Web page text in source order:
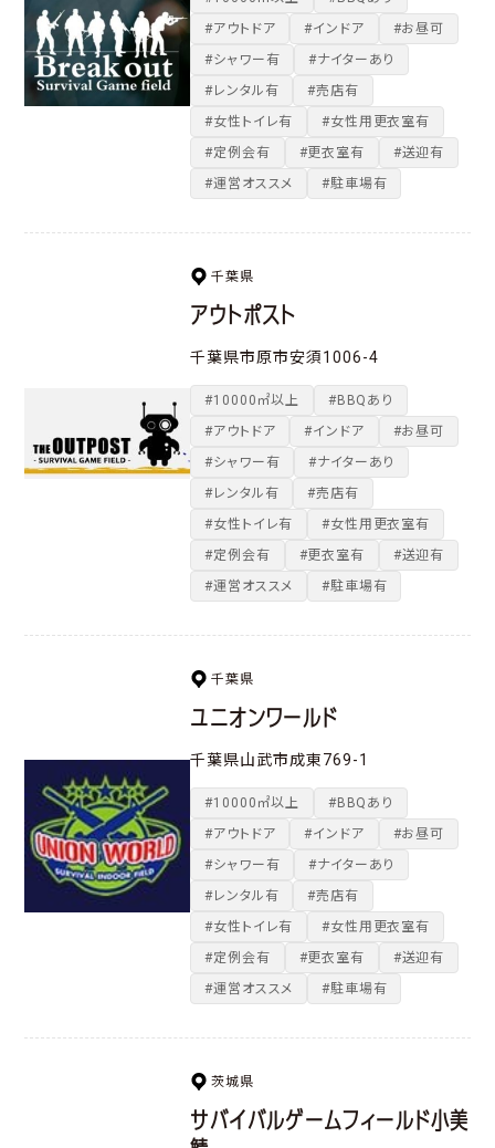
#アウトドア
#インドア
#お昼可
#シャワー有
#ナイターあり
#レンタル有
#売店有
#女性トイレ有
#女性用更衣室有
#定例会有
#更衣室有
#送迎有
#運営オススメ
#駐車場有
千葉県
アウトポスト
千葉県市原市安須1006-4
#10000㎡以上
#BBQあり
#アウトドア
#インドア
#お昼可
#シャワー有
#ナイターあり
#レンタル有
#売店有
#女性トイレ有
#女性用更衣室有
#定例会有
#更衣室有
#送迎有
#運営オススメ
#駐車場有
千葉県
ユニオンワールド
千葉県山武市成東769-1
#10000㎡以上
#BBQあり
#アウトドア
#インドア
#お昼可
#シャワー有
#ナイターあり
#レンタル有
#売店有
#女性トイレ有
#女性用更衣室有
#定例会有
#更衣室有
#送迎有
#運営オススメ
#駐車場有
茨城県
サバイバルゲームフィールド小美